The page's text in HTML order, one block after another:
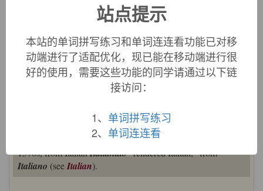
Italianate意大利风格的
来自Italy，意大利。
1570s, from ItalianItalianato"rendered Italian," from
Italiano (seeItalian).
站点提示
本站的单词拼写练习和单词连连看功能已对移
动端进行了适配优化，现已能在移动端进行很
好的使用，需要这些功能的同学请通过以下链
接访问：
1、 单词拼写练习
2、 单词连连看